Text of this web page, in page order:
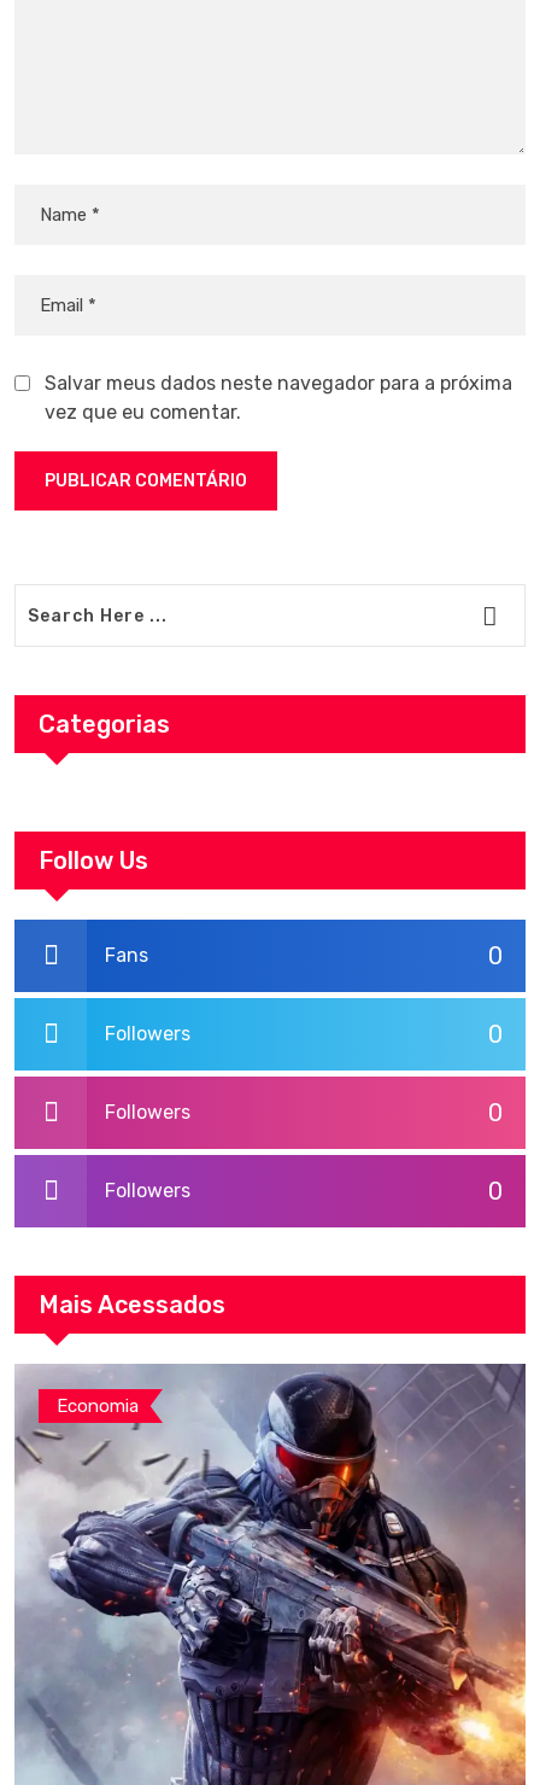
Salvar meus dados neste navegador para a próxima
vez que eu comentar.
Categorias
Follow Us
0
Fans
0
Followers
0
Followers
0
Followers
Mais Acessados
Economia